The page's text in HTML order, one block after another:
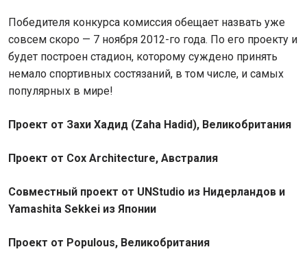
Победителя конкурса комиссия обещает назвать уже
совсем скоро — 7 ноября 2012-го года. По его проекту и
будет построен стадион, которому суждено принять
немало спортивных состязаний, в том числе, и самых
популярных в мире!
Проект от Захи Хадид (Zaha Hadid), Великобритания
Проект от Cox Architecture, Австралия
Совместный проект от UNStudio из Нидерландов и
Yamashita Sekkei из Японии
Проект от Populous, Великобритания